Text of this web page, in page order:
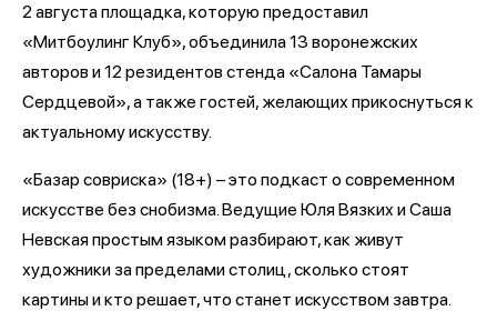
2 августа площадка, которую предоставил
«Митбоулинг Клуб», объединила 13 воронежских
авторов и 12 резидентов стенда «Салона Тамары
Сердцевой», а также гостей, желающих прикоснуться к
актуальному искусству.
«Базар совриска» (18+) – это подкаст о современном
искусстве без снобизма. Ведущие Юля Вязких и Саша
Невская простым языком разбирают, как живут
художники за пределами столиц, сколько стоят
картины и кто решает, что станет искусством завтра.